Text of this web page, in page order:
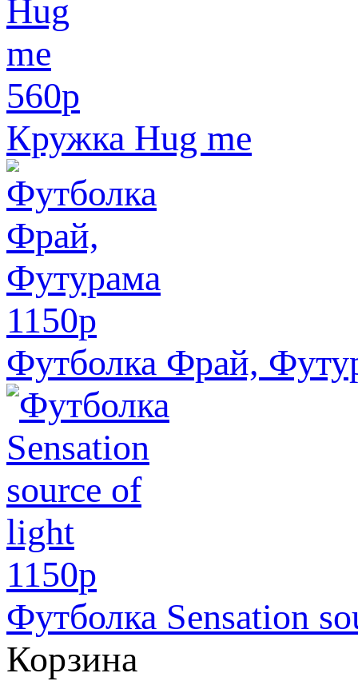
560p
Кружка Hug me
1150p
Футболка Фрай,
1150p
Футболка Sensation
Корзина